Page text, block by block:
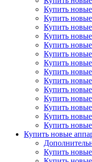
Купить
Купить
Купить
Купить
Купить
Купить
Купить
Купить
Купить
Купить
Купить
Купить
Купить
Купить
Купить новые
Купить